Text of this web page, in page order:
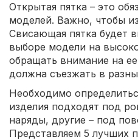
Открытая пятка – это
моделей. Важно, чтобы
Свисающая пятка будет
выборе модели на
обращать внимание на
должна съезжать в
Необходимо
изделия подходят под
наряды, другие – под
Представляем 5 лучших